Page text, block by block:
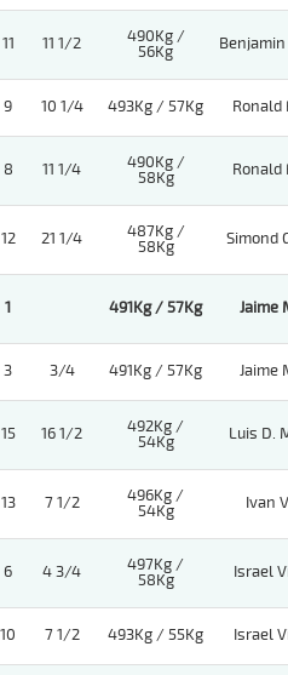
11 11 1/2
490Kg /
56Kg
9 10 1/4 493Kg / 57Kg Ronald
8 11 1/4
490Kg /
58Kg
Ronald
12 21 1/4
487Kg /
58Kg
Simond
1 491Kg / 57Kg Jaime
3 3/4 491Kg / 57Kg Jaime
15 16 1/2
492Kg /
54Kg
Luis D.
13 7 1/2
496Kg /
54Kg
Ivan
6 4 3/4
497Kg /
58Kg
Israel
10 7 1/2 493Kg / 55Kg Israel